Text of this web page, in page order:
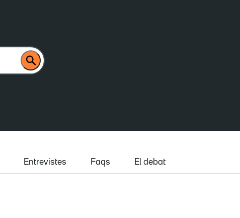
Entrevistes Faqs El debat